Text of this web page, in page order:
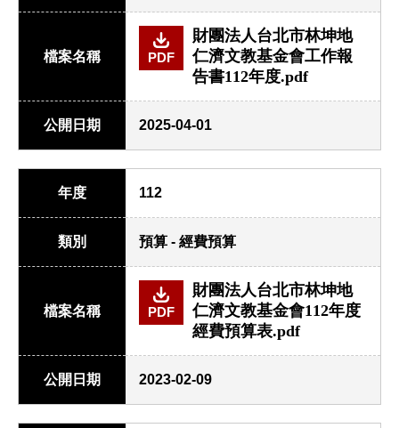
檔案名稱 PDF
財團法人台北市林坤地
仁濟文教基金會工作報
告書112年度.pdf
公開日期 2025-04-01
年度 112
類別 預算 - 經費預算
檔案名稱 PDF
財團法人台北市林坤地
仁濟文教基金會112年度
經費預算表.pdf
公開日期 2023-02-09